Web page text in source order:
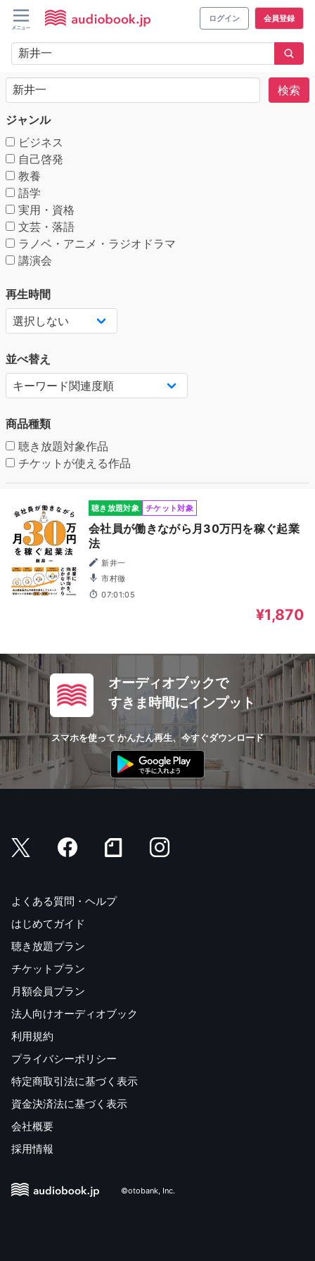
ログイン 会員登録
検索
ジャンル
ビジネス
自己啓発
教養
語学
実用・資格
文芸・落語
ラノベ・アニメ・ラジオドラマ
講演会
再生時間
並べ替え
商品種類
聴き放題対象作品
チケットが使える作品
聴き放題対象 チケット対象
会社員が働きながら月30万円を稼ぐ起業
法
新井一
市村徹
07:01:05
¥1,870
オーディオブックで
すきま時間にインプット
スマホを使って かんたん再生、今すぐダウンロード
よくある質問・ヘルプ
はじめてガイド
聴き放題プラン
チケットプラン
月額会員プラン
法人向けオーディオブック
利用規約
プライバシーポリシー
特定商取引法に基づく表示
資金決済法に基づく表示
会社概要
採用情報
©otobank, Inc.